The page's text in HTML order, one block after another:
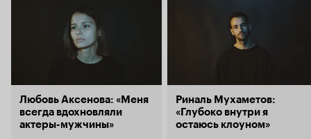
картин, возрождающийся Российский
повестись
Любовь Аксенова: «Меня
всегда вдохновляли
актеры-мужчины»
Риналь Мухаметов:
«Глубоко внутри я
остаюсь клоуном»